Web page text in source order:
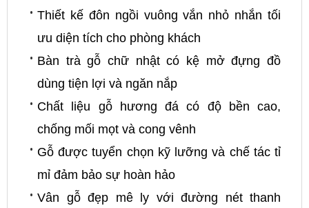
Thiết kế đôn ngồi vuông vắn nhỏ nhắn tối
ưu diện tích cho phòng khách
Bàn trà gỗ chữ nhật có kệ mở đựng đồ
dùng tiện lợi và ngăn nắp
Chất liệu gỗ hương đá có độ bền cao,
chống mối mọt và cong vênh
Gỗ được tuyển chọn kỹ lưỡng và chế tác tỉ
mỉ đảm bảo sự hoàn hảo
Vân gỗ đẹp mê ly với đường nét thanh